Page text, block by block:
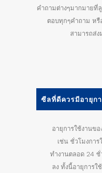
คำถามต่างๆมากมายที่
ตอบทุกๆคำถาม ห
สามารถส่ง
ซีลที่ดีควรมีอายุก
อายุการใช้งานข
เช่น ชั่วโมงกา
ทำงานตลอด 24
ลง ทั้งนี้อายุการ